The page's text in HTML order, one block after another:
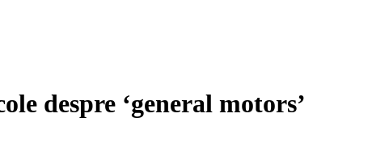
despre ‘general motors’